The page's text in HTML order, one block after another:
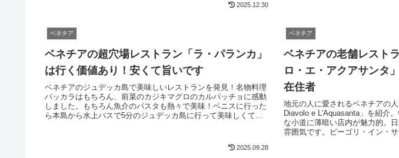
2025.12.30
ベネチア
ベネチアの超穴場レストラン「ラ・パランカ」
は行く価値あり！安くて旨いです
ベネチアのジュデッカ島で美味しいレストランを発見！名物料理
バッカラはもちろん、前菜のカジキマグロのカルパッチョに感動
しました。もちろん魚介のパスタも熱々で美味！ベニスに行った
ら本島から水上バスで5分のジュデッカ島に行って美味しくて安
2025.09.28
ベネチア
ベネチアの老舗レスト
ロ・エ・アクアサンタ
在住者
地元の人に愛されるベネチアの
Diavolo e L'Aquasanta」を紹介
な小道に薄暗い店内が魅力的。
雰囲気です。ビーゴリ・イン・